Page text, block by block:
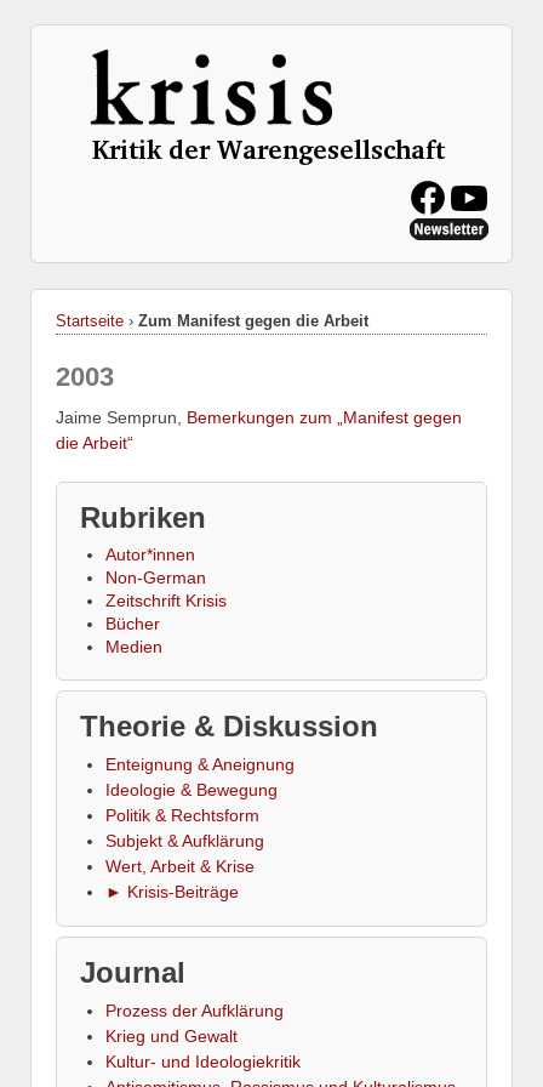
Startseite › Zum Manifest gegen die Arbeit
2003
Jaime Semprun, Bemerkungen zum „Manifest gegen
die Arbeit“
Rubriken
Autor*innen
Non-German
Zeitschrift Krisis
Bücher
Medien
Theorie & Diskussion
Enteignung & Aneignung
Ideologie & Bewegung
Politik & Rechtsform
Subjekt & Aufklärung
Wert, Arbeit & Krise
► Krisis-Beiträge
Journal
Prozess der Aufklärung
Krieg und Gewalt
Kultur- und Ideologiekritik